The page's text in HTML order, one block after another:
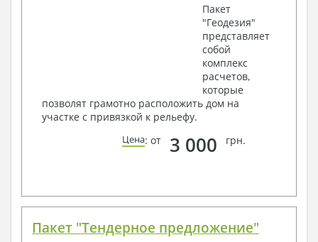
Пакет
"Геодезия"
представляет
собой
комплекс
расчетов,
которые
позволят грамотно расположить дом на
участке с привязкой к рельефу.
Цена: от 3 000 грн.
Пакет "Тендерное предложение"